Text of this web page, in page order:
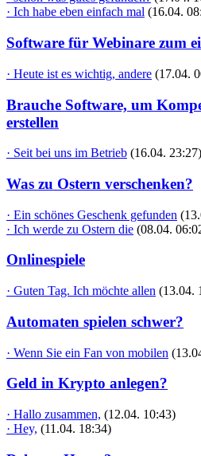
· Ich habe eben einfach mal (16.04.
Software für Webinare zum
· Heute ist es wichtig, andere (17.04.
Brauche Software, um
erstellen
· Seit bei uns im Betrieb (16.04. 23:27)
Was zu Ostern verschenken?
· Ein schönes Geschenk gefunden
· Ich werde zu Ostern die (08.04.
Onlinespiele
· Guten Tag. Ich möchte allen (13.04.
Automaten spielen schwer?
· Wenn Sie ein Fan von mobilen
Geld in Krypto anlegen?
· Hallo zusammen, (12.04. 10:43)
· Hey, (11.04. 18:34)